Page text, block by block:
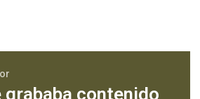
contenido